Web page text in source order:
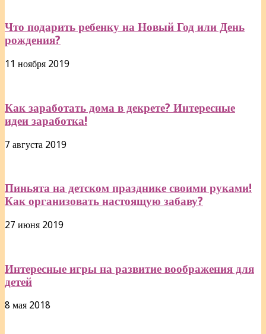
Что подарить ребенку на Новый Год или День
рождения?
11 ноября 2019
Как заработать дома в декрете? Интересные
идеи заработка!
7 августа 2019
Пиньята на детском празднике своими руками!
Как организовать настоящую забаву?
27 июня 2019
Интересные игры на развитие воображения для
детей
8 мая 2018